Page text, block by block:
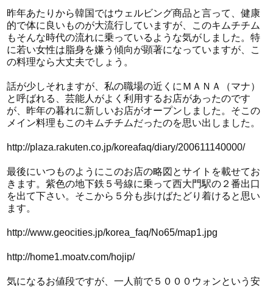
昨年あたりから韓国ではウェルビング商品と言って、健康
的で体に良いものが大流行していますが、このキムチチム
もそんな時代の流れに乗っているような気がしました。特
に若い女性は脂身を嫌う傾向が顕著になっていますが、こ
の料理なら大丈夫でしょう。
話が少しそれますが、私の職場の近くにＭＡＮＡ（マナ）
と呼ばれる、芸能人がよく利用するお店があったのです
が、昨年の暮れに新しいお店がオープンしました。そこの
メイン料理もこのキムチチムだったのを思い出しました。
http://plaza.rakuten.co.jp/koreafaq/diary/200611140000/
最後にいつものようにこのお店の略図とサイトを載せてお
きます。紫色の地下鉄５号線に乗って西大門駅の２番出口
を出て下さい。そこから５分も歩けばたどり着けると思い
ます。
http://www.geocities.jp/korea_faq/No65/map1.jpg
http://home1.moatv.com/hojip/
気になるお値段ですが、一人前で５０００ウォンという安